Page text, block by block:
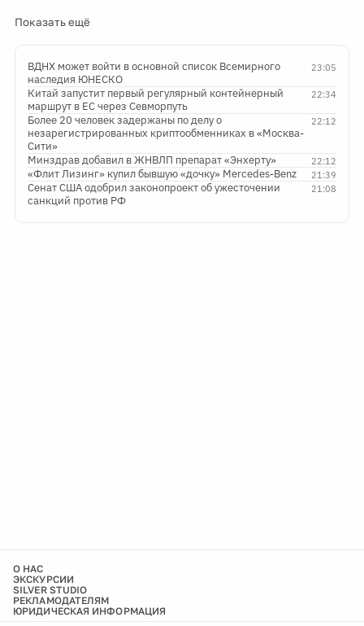
Показать ещё
23:05
ВДНХ может войти в основной список Всемирного
наследия ЮНЕСКО
22:34
Китай запустит первый регулярный контейнерный
маршрут в ЕС через Севморпуть
22:12
Более 20 человек задержаны по делу о
незарегистрированных криптообменниках в «Москва-
Сити»
22:12
Минздрав добавил в ЖНВЛП препарат «Энхерту»
21:39
«Флит Лизинг» купил бывшую «дочку» Mercedes-Benz
21:08
Сенат США одобрил законопроект об ужесточении
санкций против РФ
О НАС
ЭКСКУРСИИ
SILVER STUDIO
РЕКЛАМОДАТЕЛЯМ
ЮРИДИЧЕСКАЯ ИНФОРМАЦИЯ